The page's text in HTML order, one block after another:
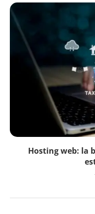
Hosting web: la